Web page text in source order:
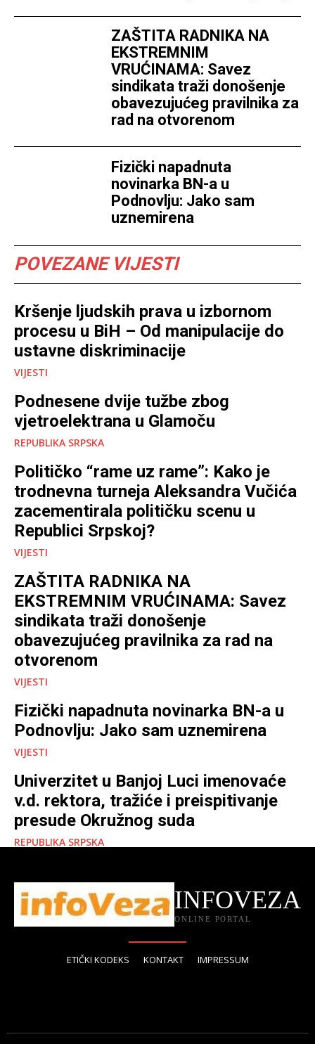
ZAŠTITA RADNIKA NA
EKSTREMNIM
VRUĆINAMA: Savez
sindikata traži donošenje
obavezujućeg pravilnika za
rad na otvorenom
Fizički napadnuta
novinarka BN-a u
Podnovlju: Jako sam
uznemirena
POVEZANE VIJESTI
Kršenje ljudskih prava u izbornom
procesu u BiH – Od manipulacije do
ustavne diskriminacije
VIJESTI
Podnesene dvije tužbe zbog
vjetroelektrana u Glamoču
REPUBLIKA SRPSKA
Političko “rame uz rame”: Kako je
trodnevna turneja Aleksandra Vučića
zacementirala političku scenu u
Republici Srpskoj?
VIJESTI
ZAŠTITA RADNIKA NA
EKSTREMNIM VRUĆINAMA: Savez
sindikata traži donošenje
obavezujućeg pravilnika za rad na
otvorenom
VIJESTI
Fizički napadnuta novinarka BN-a u
Podnovlju: Jako sam uznemirena
VIJESTI
Univerzitet u Banjoj Luci imenovaće
v.d. rektora, tražiće i preispitivanje
presude Okružnog suda
REPUBLIKA SRPSKA
INFOVEZA
ONLINE PORTAL
ETIČKI KODEKS KONTAKT IMPRESSUM